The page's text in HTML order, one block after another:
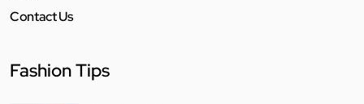
Contact Us
Fashion Tips